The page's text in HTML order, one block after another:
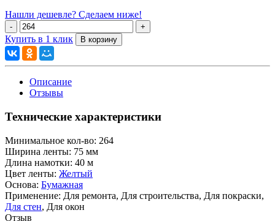
Нашли дешевле? Сделаем ниже!
Купить в 1 клик
Описание
Отзывы
Технические характеристики
Минимальное кол-во: 264
Ширина ленты: 75 мм
Длина намотки: 40 м
Цвет ленты: Желтый
Основа: Бумажная
Применение: Для ремонта, Для строительства, Для покраски,
Для стен, Для окон
Отзыв